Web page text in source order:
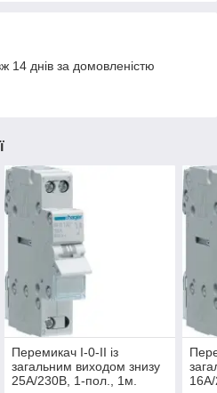
14 днів за домовленістю
Перемикач I-0-II із
загальним виходом знизу
25А/230В, 1-пол., 1м.